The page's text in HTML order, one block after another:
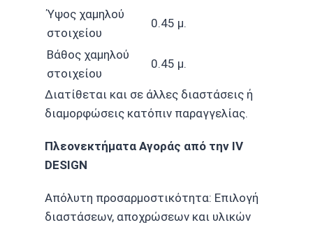
Ύψος χαμηλού
στοιχείου
0.45 μ.
Βάθος χαμηλού
στοιχείου
0.45 μ.
Διατίθεται και σε άλλες διαστάσεις ή
διαμορφώσεις κατόπιν παραγγελίας.
Πλεονεκτήματα Αγοράς από την IV
DESIGN
Απόλυτη προσαρμοστικότητα: Επιλογή
διαστάσεων, αποχρώσεων και υλικών